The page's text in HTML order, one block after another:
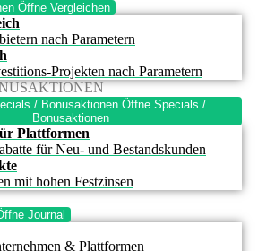
Öffne Vergleichen
nach Parametern
Projekten nach Parametern
/ Bonusaktionen Öffne Specials /
Bonusaktionen
Plattformen
für Neu- und Bestandskunden
mit hohen Festzinsen
Journal
& Plattformen